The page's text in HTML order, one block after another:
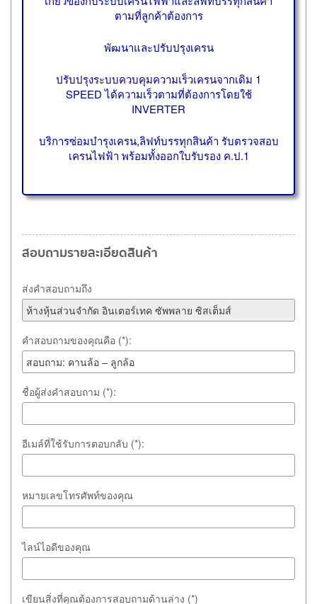
ตามที่ลูกค้าต้องการ
พัฒนาและปรับปรุงเครน
ปรับปรุงระบบควบคุมความเร็วเครนจากเดิม 1
SPEED ได้ความเร็วตามที่ต้องการโดยใช้
INVERTER
บริการซ่อมบำรุงเครน,ลิฟท์บรรทุกสินค้า รับตรวจสอบ
เครนไฟฟ้า พร้อมทั้งออกใบรับรอง ค.ป.1
สอบถามรายละเอียดสินค้า
ส่งคำสอบถามถึง
คำสอบถามของคุณคือ (*):
ชื่อผู้ส่งคำสอบถาม (*):
อีเมล์ที่ใช้รับการตอบกลับ (*):
หมายเลขโทรศัพท์ของคุณ
ไลน์ไอดีของคุณ
เขียนสิ่งที่คุณต้องการสอบถามด้านล่าง (*)